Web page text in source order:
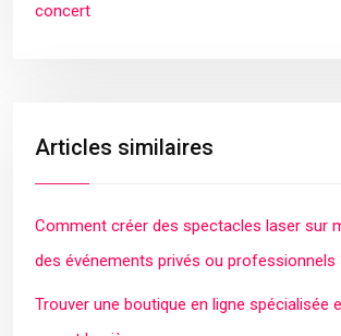
concert
Articles similaires
Comment créer des spectacles laser sur
des événements privés ou professionnels
Trouver une boutique en ligne spécialisée